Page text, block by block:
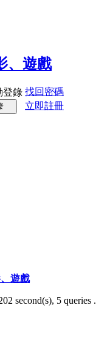
登錄 找回密碼
立即註冊
遊戲
second(s), 5 queries .